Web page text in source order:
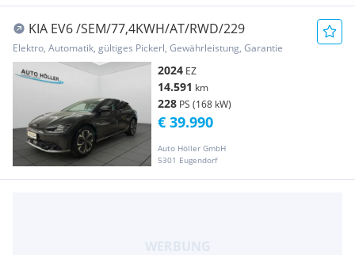
KIA EV6 /SEM/77,4KWH/AT/RWD/229
Elektro, Automatik, gültiges Pickerl, Gewährleistung, Garantie
2024 EZ
14.591 km
228 PS (168 kW)
Auto Höller GmbH
5301 Eugendorf
€ 39.990